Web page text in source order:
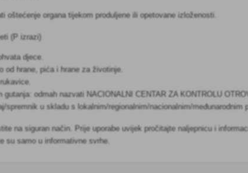
oštećenje organa tijekom produljene ili opetovane izloženosti.
(P izrazi)
djece.
od hrane, pića i hrane za životinje.
gutanja: odmah nazvati NACIONALNI CENTAR ZA KONTROLU
spremnik u skladu s lokalnim/regionalnim/nacionalnim/međunarodnim
na siguran način. Prije uporabe uvijek pročitajte naljepnicu i
su samo u informativne svrhe.